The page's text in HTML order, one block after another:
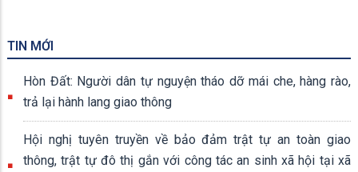
TIN MỚI
Hòn Đất: Người dân tự nguyện tháo dỡ mái che, hàng rào,
trả lại hành lang giao thông
Hội nghị tuyên truyền về bảo đảm trật tự an toàn giao
thông, trật tự đô thị gắn với công tác an sinh xã hội tại xã